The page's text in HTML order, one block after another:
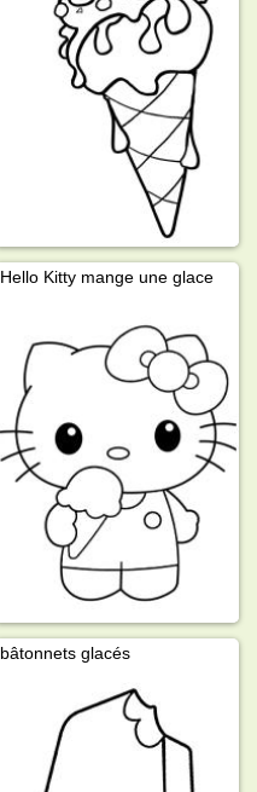
Hello Kitty mange une glace
bâtonnets glacés